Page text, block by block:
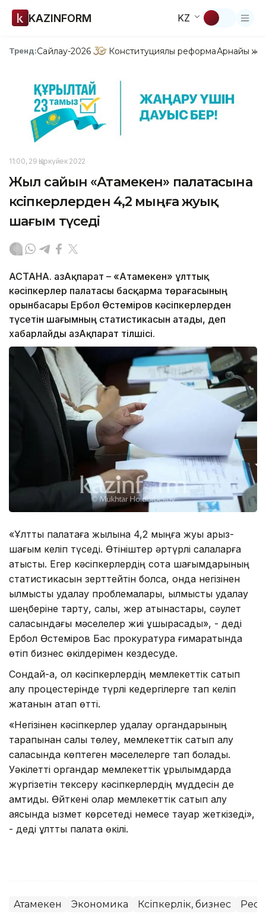
KAZINFORM KZ
Тренд:Сайлау-2026 Конституциялық реформаАрнайы
11:00, 29 Қыркүйек 2022
Жыл сайын «Атамекен» палатасына
кәсіпкерлерден 4,2 мыңға жуық
шағым түседі
АСТАНА. ҚазАқпарат – «Атамекен» ұлттық
кәсіпкерлер палатасы басқарма төрағасының
орынбасары Ербол Өстеміров кәсіпкерлерден
түсетін шағымның статистикасын атады, деп
хабарлайды ҚазАқпарат тілшісі.
«Ұлттық палатаға жылына 4,2 мыңға жуық арыз-
шағым келіп түседі. Өтініштер әртүрлі салаларға
қатысты. Егер кәсіпкерлердің сотқа шағымдарының
статистикасын зерттейтін болсақ, онда негізінен
қылмыстық қудалау проблемалары, қылмыстық қудалау
шеңберіне тарту, салық, жер қатынастары, сәулет
саласындағы мәселелер жиі ұшырасады», - деді
Ербол Өстеміров Бас прокуратура ғимаратында
өтіп бизнес өкілдерімен кездесуде.
Сондай-ақ, ол кәсіпкерлердің мемлекеттік сатып
алу процестерінде түрлі кедергілерге тап келіп
жатқанын атап өтті.
«Негізінен кәсіпкерлер қудалау органдарының
тарапынан салық төлеу, мемлекеттік сатып алу
саласында көптеген мәселелерге тап болады.
Уәкілетті органдар мемлекеттік құрылымдарда
жүргізетін тексеру кәсіпкерлердің мүддесін де
қамтиды. Өйткені олар мемлекеттік сатып алу
аясында қызмет көрсетеді немесе тауар жеткізеді»,
- деді ұлттық палата өкілі.
Атамекен Экономика Кәсіпкерлік, бизнес